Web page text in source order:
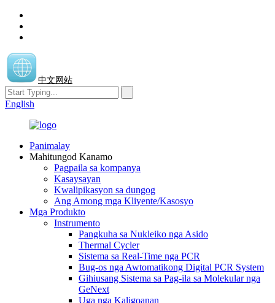
中文网站
English
Panimalay
Mahitungod Kanamo
Pagpaila sa kompanya
Kasaysayan
Kwalipikasyon sa dungog
Ang Among mga Kliyente/Kasosyo
Mga Produkto
Instrumento
Pangkuha sa Nukleiko nga Asido
Thermal Cycler
Sistema sa Real-Time nga PCR
Bug-os nga Awtomatikong Digital PCR System
Gihiusang Sistema sa Pag-ila sa Molekular nga
GeNext
Uga nga Kaligoanan